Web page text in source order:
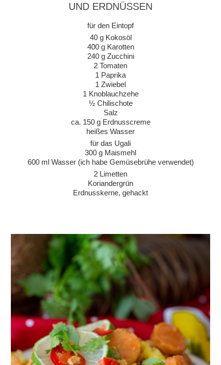
UND ERDNÜSSEN
für den Eintopf
40 g Kokosöl
400 g Karotten
240 g Zucchini
2 Tomaten
1 Paprika
1 Zwiebel
1 Knoblauchzehe
½ Chilischote
Salz
ca. 150 g Erdnusscreme
heißes Wasser
für das Ugali
300 g Maismehl
600 ml Wasser (ich habe Gemüsebrühe verwendet)
2 Limetten
Koriandergrün
Erdnusskerne, gehackt